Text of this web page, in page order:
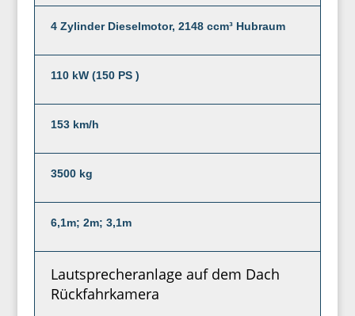
4 Zylinder Dieselmotor, 2148 ccm³ Hubraum
110 kW (150 PS )
153 km/h
3500 kg
6,1m; 2m; 3,1m
Lautsprecheranlage auf dem Dach
Rückfahrkamera